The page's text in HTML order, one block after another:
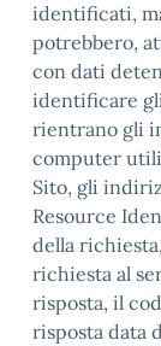
identificati,
potrebbero,
con dati
identificare
rientrano gli
computer
Sito, gli
Resource
della
richiesta al
risposta, il
risposta data